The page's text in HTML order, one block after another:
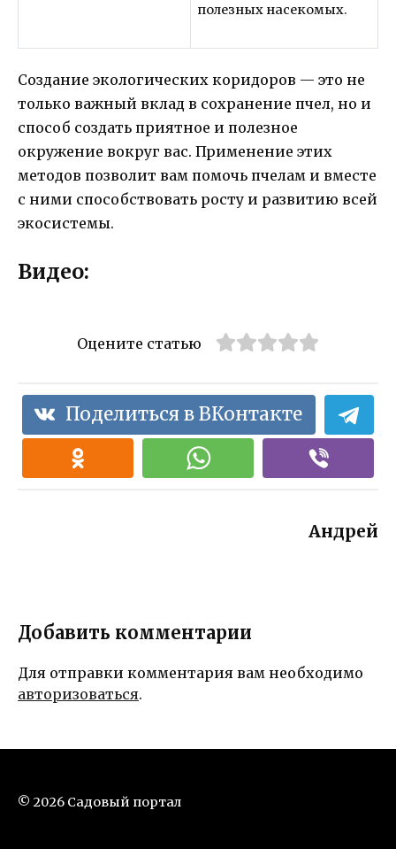
полезных насекомых.
Создание экологических коридоров — это не
только важный вклад в сохранение пчел, но и
способ создать приятное и полезное
окружение вокруг вас. Применение этих
методов позволит вам помочь пчелам и вместе
с ними способствовать росту и развитию всей
экосистемы.
Видео:
Оцените статью
Поделиться в ВКонтакте
Андрей
Добавить комментарии
Для отправки комментария вам необходимо
авторизоваться.
© 2026 Садовый портал